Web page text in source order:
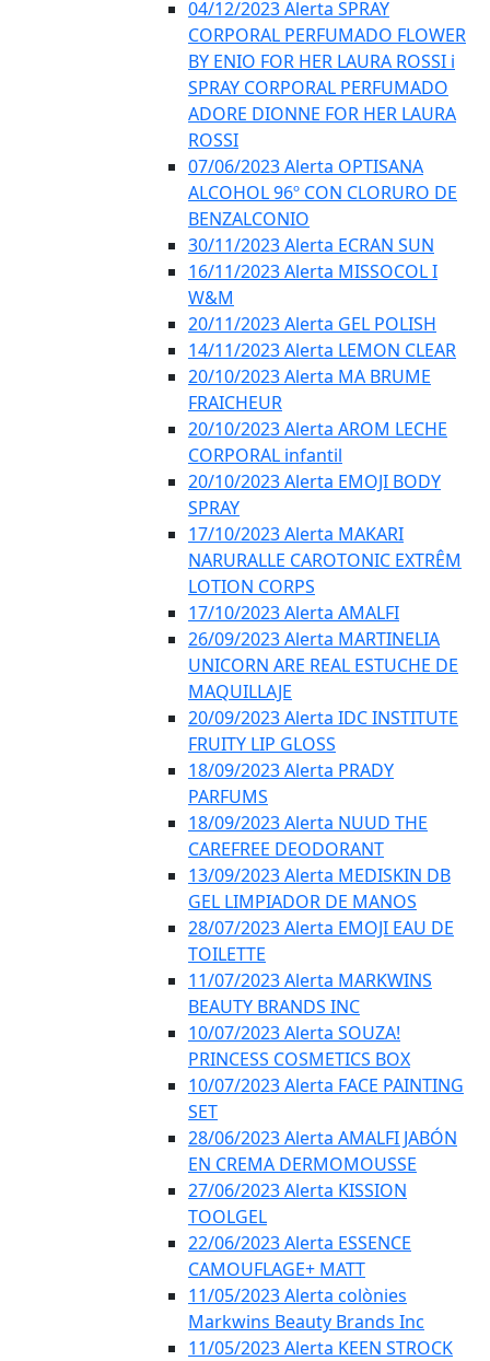
04/12/2023 Alerta SPRAY
CORPORAL PERFUMADO FLOWER
BY ENIO FOR HER LAURA ROSSI i
SPRAY CORPORAL PERFUMADO
ADORE DIONNE FOR HER LAURA
ROSSI
07/06/2023 Alerta OPTISANA
ALCOHOL 96º CON CLORURO DE
BENZALCONIO
30/11/2023 Alerta ECRAN SUN
16/11/2023 Alerta MISSOCOL I
W&M
20/11/2023 Alerta GEL POLISH
14/11/2023 Alerta LEMON CLEAR
20/10/2023 Alerta MA BRUME
FRAICHEUR
20/10/2023 Alerta AROM LECHE
CORPORAL infantil
20/10/2023 Alerta EMOJI BODY
SPRAY
17/10/2023 Alerta MAKARI
NARURALLE CAROTONIC EXTRÊM
LOTION CORPS
17/10/2023 Alerta AMALFI
26/09/2023 Alerta MARTINELIA
UNICORN ARE REAL ESTUCHE DE
MAQUILLAJE
20/09/2023 Alerta IDC INSTITUTE
FRUITY LIP GLOSS
18/09/2023 Alerta PRADY
PARFUMS
18/09/2023 Alerta NUUD THE
CAREFREE DEODORANT
13/09/2023 Alerta MEDISKIN DB
GEL LIMPIADOR DE MANOS
28/07/2023 Alerta EMOJI EAU DE
TOILETTE
11/07/2023 Alerta MARKWINS
BEAUTY BRANDS INC
10/07/2023 Alerta SOUZA!
PRINCESS COSMETICS BOX
10/07/2023 Alerta FACE PAINTING
SET
28/06/2023 Alerta AMALFI JABÓN
EN CREMA DERMOMOUSSE
27/06/2023 Alerta KISSION
TOOLGEL
22/06/2023 Alerta ESSENCE
CAMOUFLAGE+ MATT
11/05/2023 Alerta colònies
Markwins Beauty Brands Inc
11/05/2023 Alerta KEEN STROCK